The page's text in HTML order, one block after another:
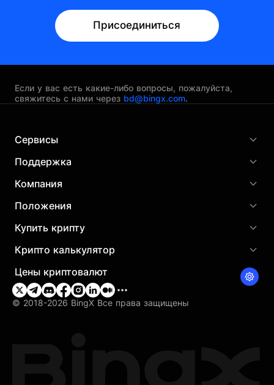
Присоединиться
Если у вас есть какие-либо вопросы, пожалуйста,
свяжитесь с нами через bd@bingx.com.
Сервисы
Поддержка
Компания
Положения
Купить крипту
Крипто калькулятор
Цены криптовалют
© 2018-2026 BingX Все права защищены